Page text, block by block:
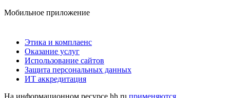
Мобильное приложение
Этика и комплаенс
Оказание услуг
Использование сайтов
Защита персональных данных
ИТ аккредитация
На информационном ресурсе hh.ru применяются